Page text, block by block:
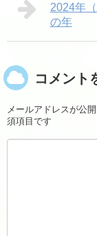
2024年
の年
コメント
メールアドレスが公
須項目です